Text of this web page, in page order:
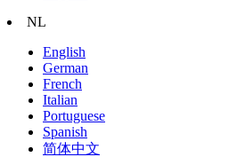
NL
English
German
French
Italian
Portuguese
Spanish
简体中文